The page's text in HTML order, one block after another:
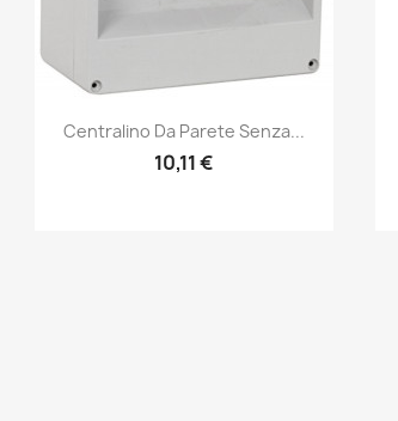
Anteprima
Centralino Da Parete Senza...
10,11 €